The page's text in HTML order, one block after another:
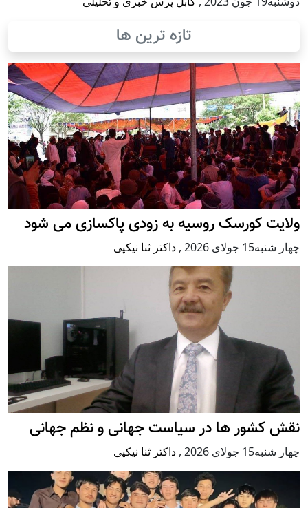
تازه ترین ها
کورسک روسیه به زودی پاکسازی می شود
2026
,داکتر ثنا نیکپی
کشور ها در سیاست جهانی و نظم جهانی
2026
,داکتر ثنا نیکپی